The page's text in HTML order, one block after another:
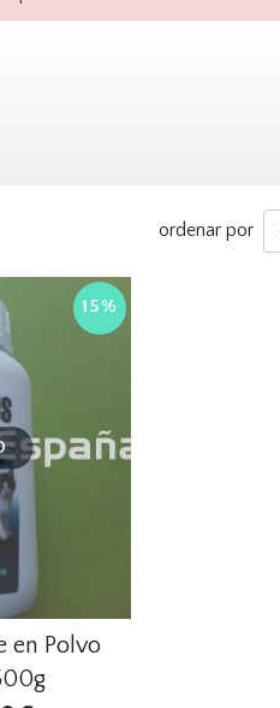
ordenar por
15%
en Polvo